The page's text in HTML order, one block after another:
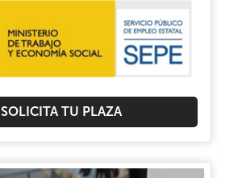
SOLICITA TU PLAZA